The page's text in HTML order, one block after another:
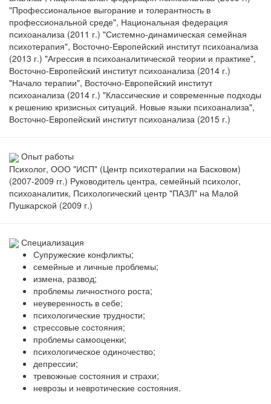
"Профессиональное выгорание и толерантность в
профессиональной среде", Национальная федерация
психоанализа (2011 г.) "Системно-динамическая семейная
психотерапия", Восточно-Европейский институт психоанализа
(2013 г.) "Агрессия в психоаналитической теории и практике",
Восточно-Европейский институт психоанализа (2014 г.)
"Начало терапии", Восточно-Европейский институт
психоанализа (2014 г.) "Классические и современные подходы
к решению кризисных ситуаций. Новые языки психоанализа",
Восточно-Европейский институт психоанализа (2015 г.)
Опыт работы
Психолог, ООО "ИСП" (Центр психотерапии на Басковом)
(2007-2009 гг.) Руководитель центра, семейный психолог,
психоаналитик, Психологический центр "ПАЗЛ" на Малой
Пушкарской (2009 г.)
Специализация
Супружеские конфликты;
семейные и личные проблемы;
измена, развод;
проблемы личностного роста;
неуверенность в себе;
психологические трудности;
стрессовые состояния;
проблемы самооценки;
психологическое одиночество;
депрессии;
тревожные состояния и страхи;
неврозы и невротические состояния.